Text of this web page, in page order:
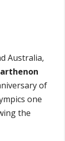
Australia,
of
one
the